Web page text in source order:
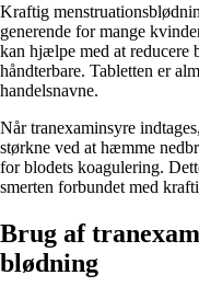
Kraftig
generende for mange
kan hjælpe med at reducere
håndterbare. Tabletten er
handelsnavne.
Når tranexaminsyre
størkne ved at hæmme
for blodets koagulering.
smerten forbundet med
Brug af
blødning